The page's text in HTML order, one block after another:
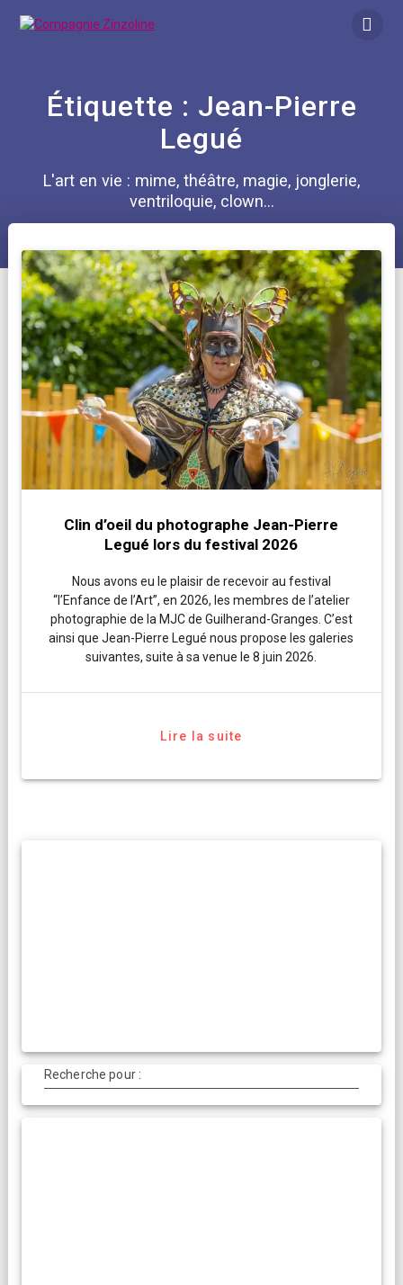
Étiquette : Jean-Pierre
Legué
L'art en vie : mime, théâtre, magie, jonglerie,
ventriloquie, clown...
Clin d’oeil du photographe Jean-Pierre
Legué lors du festival 2026
Nous avons eu le plaisir de recevoir au festival
“l’Enfance de l’Art”, en 2026, les membres de l’atelier
photographie de la MJC de Guilherand-Granges. C’est
ainsi que Jean-Pierre Legué nous propose les galeries
suivantes, suite à sa venue le 8 juin 2026.
Lire la suite
Recherche pour :